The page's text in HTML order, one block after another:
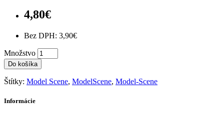
4,80€
Bez DPH: 3,90€
Množstvo
Do košíka
Štítky: Model Scene, ModelScene, Model-Scene
Informácie